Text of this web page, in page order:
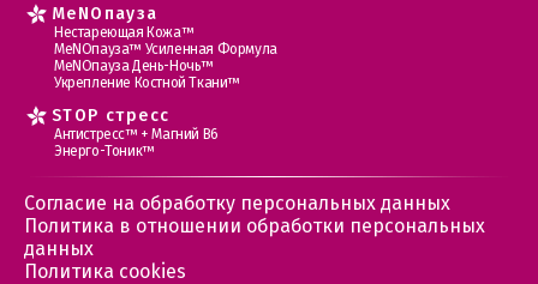
MеNOпауза
Нестареющая Кожа™
МеNOпауза™ Усиленная Формула
МеNOпауза День-Ночь™
Укрепление Костной Ткани™
STOP стресс
Антистресс™ + Магний В6
Энерго-Тоник™
Согласие на обработку персональных данных
Политика в отношении обработки персональных
данных
Политика cookies